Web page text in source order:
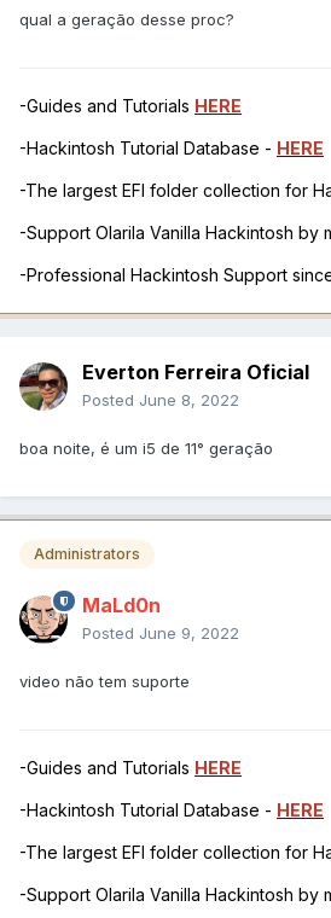
qual a geração desse proc?
-Guides and Tutorials HERE
-Hackintosh Tutorial Database - HERE
-The largest EFI folder collection for
-Support Olarila Vanilla Hackintosh by
-Professional Hackintosh Support
Everton Ferreira Oficial
Posted June 8, 2022
boa noite, é um i5 de 11° geração
Administrators
MaLd0n
Posted June 9, 2022
video não tem suporte
-Guides and Tutorials HERE
-Hackintosh Tutorial Database - HERE
-The largest EFI folder collection for
-Support Olarila Vanilla Hackintosh by